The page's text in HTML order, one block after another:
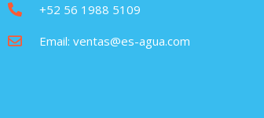
+52 56 1988 5109
Email: ventas@es-agua.com